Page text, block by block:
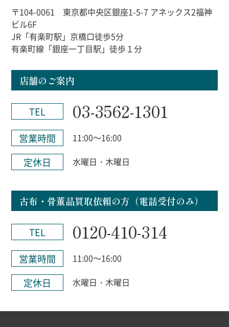
〒104-0061 東京都中央区銀座1-5-7 アネックス2福神
ビル6F
JR「有楽町駅」京橋口徒歩5分
有楽町線「銀座一丁目駅」徒歩１分
店舗のご案内
TEL 03-3562-1301
営業時間 11:00～16:00
定休日 水曜日・木曜日
古布・骨董品買取依頼の方（電話受付のみ）
TEL 0120-410-314
営業時間 11:00～16:00
定休日 水曜日・木曜日